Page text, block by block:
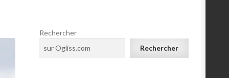
Rechercher
Rechercher